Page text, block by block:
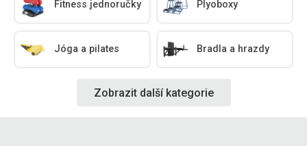
Fitness jednoručky Plyoboxy
Jóga a pilates Bradla a hrazdy
Zobrazit další kategorie